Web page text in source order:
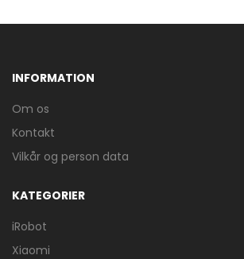
INFORMATION
Om os
Kontakt
Vilkår og person data
KATEGORIER
iRobot
Xiaomi